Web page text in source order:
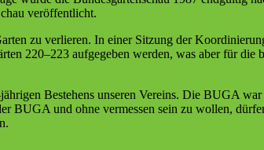
veröffentlicht.
zu verlieren. In einer Sitzung der
220–223 aufgegeben werden, was aber für
Bestehens unseren Vereins. Die BUGA
und ohne vermessen sein zu wollen,